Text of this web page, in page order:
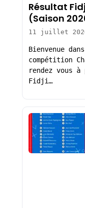
Résultat
(Saison
11 juillet
Bienvenue
compétition
rendez vous
Fidji…